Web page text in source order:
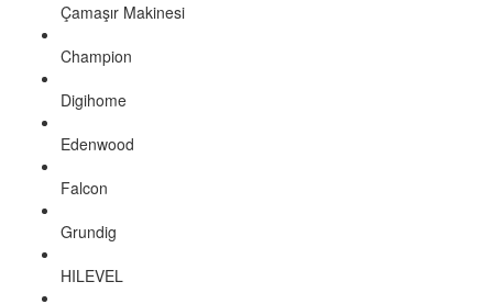
Çamaşır Makinesi
Champion
Digihome
Edenwood
Falcon
Grundig
HILEVEL